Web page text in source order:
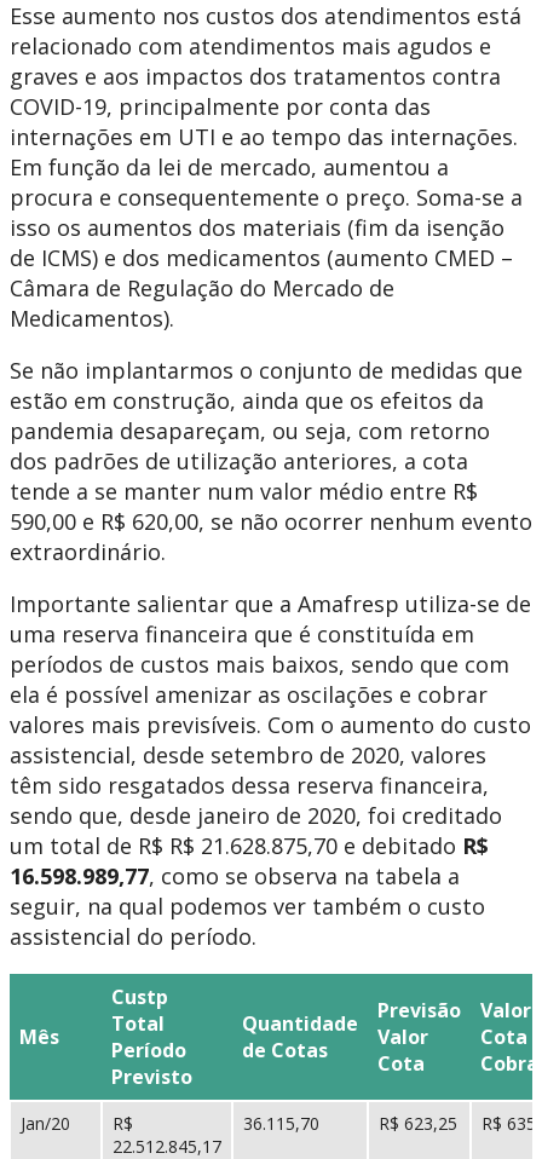
Esse aumento nos custos dos atendimentos está
relacionado com atendimentos mais agudos e
graves e aos impactos dos tratamentos contra
COVID-19, principalmente por conta das
internações em UTI e ao tempo das internações.
Em função da lei de mercado, aumentou a
procura e consequentemente o preço. Soma-se a
isso os aumentos dos materiais (fim da isenção
de ICMS) e dos medicamentos (aumento CMED –
Câmara de Regulação do Mercado de
Medicamentos).
Se não implantarmos o conjunto de medidas que
estão em construção, ainda que os efeitos da
pandemia desapareçam, ou seja, com retorno
dos padrões de utilização anteriores, a cota
tende a se manter num valor médio entre R$
590,00 e R$ 620,00, se não ocorrer nenhum evento
extraordinário.
Importante salientar que a Amafresp utiliza-se de
uma reserva financeira que é constituída em
períodos de custos mais baixos, sendo que com
ela é possível amenizar as oscilações e cobrar
valores mais previsíveis. Com o aumento do custo
assistencial, desde setembro de 2020, valores
têm sido resgatados dessa reserva financeira,
sendo que, desde janeiro de 2020, foi creditado
um total de R$ R$ 21.628.875,70 e debitado R$
16.598.989,77, como se observa na tabela a
seguir, na qual podemos ver também o custo
assistencial do período.
Mês
Custp
Total
Período
Previsto
Quantidade
de Cotas
Previsão
Valor
Cota
Valor
Cota
Jan/20
R$
22.512.845,17
36.115,70 R$ 623,25 R$